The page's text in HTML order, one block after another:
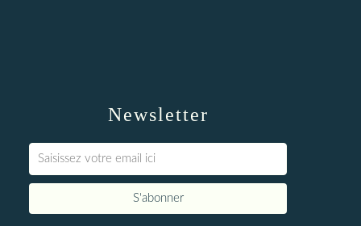
Newsletter